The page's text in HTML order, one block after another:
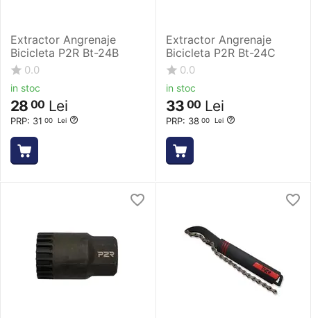
Extractor Angrenaje
Bicicleta P2R Bt-24B
0.0
in stoc
PRP: 31 00 Lei
28 00 Lei
Extractor Angrenaje
Bicicleta P2R Bt-24C
0.0
in stoc
PRP: 38 00 Lei
33 00 Lei